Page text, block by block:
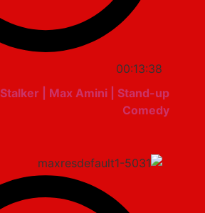
00:13:38
Crazy Stalker | Max Amini | Stand-up
Comedy